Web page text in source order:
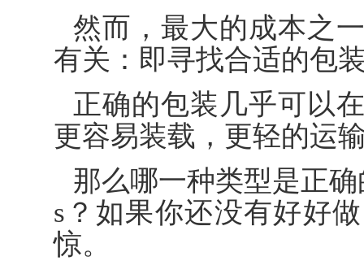
然而，最大的成本之
有关：即寻找合适的包
正确的包装几乎可以
更容易装载，更轻的运
那么哪一种类型是正
s？如果你还没有好好
惊。